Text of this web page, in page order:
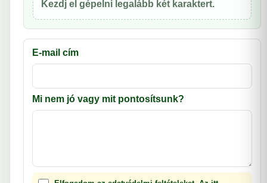
Kezdj el gépelni legalább két karaktert.
E-mail cím
Mi nem jó vagy mit pontosítsunk?